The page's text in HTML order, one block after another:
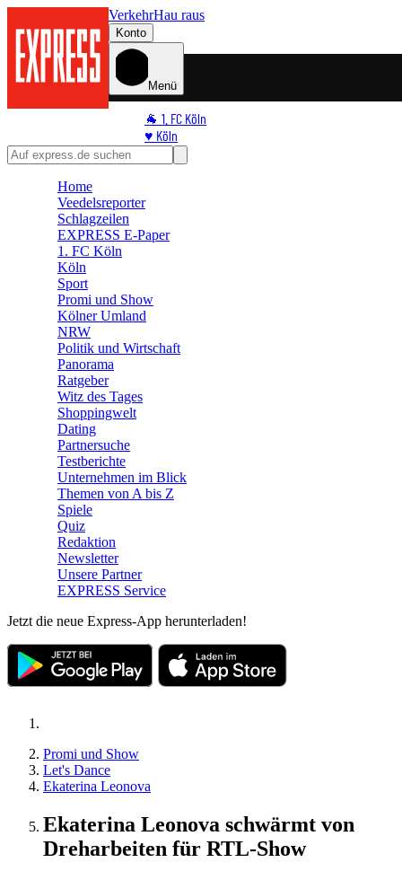
VerkehrHau raus
Konto
Menü
🐐 1. FC Köln
♥️ Köln
⭐ Promi
🛒 Shoppingwelt
Home
Veedelsreporter
Schlagzeilen
EXPRESS E-Paper
1. FC Köln
Köln
Sport
Promi und Show
Kölner Umland
NRW
Politik und Wirtschaft
Panorama
Ratgeber
Witz des Tages
Shoppingwelt
Dating
Partnersuche
Testberichte
Unternehmen im Blick
Themen von A bis Z
Spiele
Quiz
Redaktion
Newsletter
Unsere Partner
EXPRESS Service
Jetzt die neue Express-App herunterladen!
Promi und Show
Let's Dance
Ekaterina Leonova
Ekaterina Leonova schwärmt von
Dreharbeiten für RTL-Show